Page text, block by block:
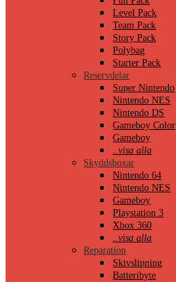
Level Pack
Team Pack
Story Pack
Polybag
Starter Pack
Reservdelar
Super Nintendo
Nintendo NES
Nintendo DS
Gameboy Color
Gameboy
..visa alla
Skyddsboxar
Nintendo 64
Nintendo NES
Gameboy
Playstation 3
Xbox 360
..visa alla
Reparation
Skivslipning
Batteribyte